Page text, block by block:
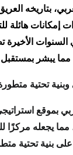
بتاريخه
إمكانات هائلة
مما يبشر
بموقع
مما يجعله مركزًا
بنية تحتية